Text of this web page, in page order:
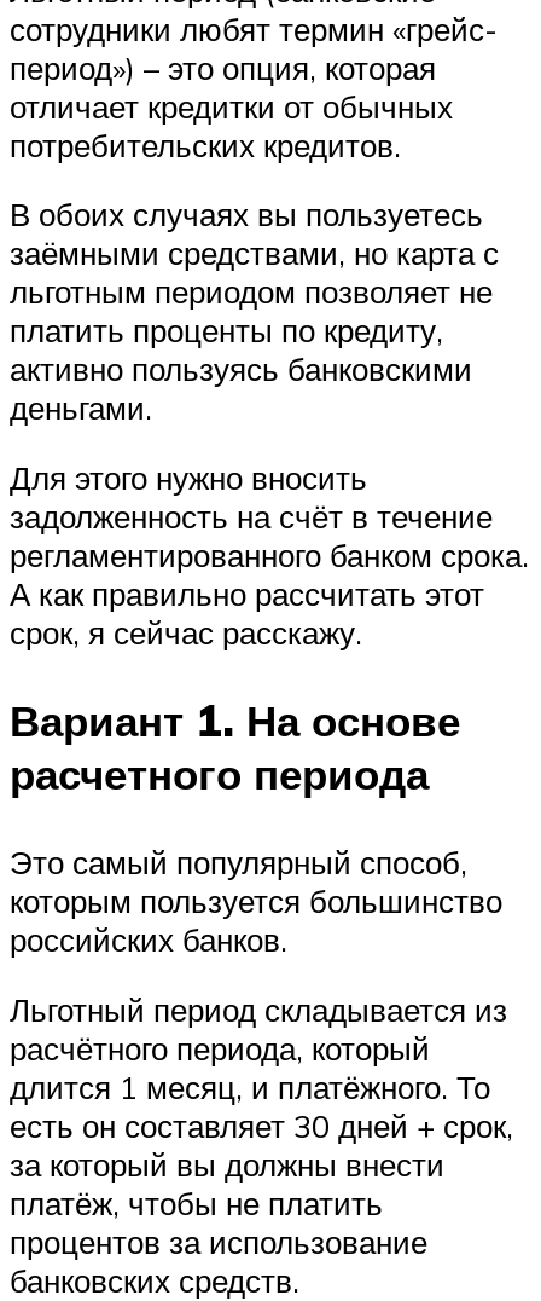
сотрудники любят термин «грейс-
период») – это опция, которая
отличает кредитки от обычных
потребительских кредитов.
В обоих случаях вы пользуетесь
заёмными средствами, но карта с
льготным периодом позволяет не
платить проценты по кредиту,
активно пользуясь банковскими
деньгами.
Для этого нужно вносить
задолженность на счёт в течение
регламентированного банком срока.
А как правильно рассчитать этот
срок, я сейчас расскажу.
Вариант 1. На основе
расчетного периода
Это самый популярный способ,
которым пользуется большинство
российских банков.
Льготный период складывается из
расчётного периода, который
длится 1 месяц, и платёжного. То
есть он составляет 30 дней + срок,
за который вы должны внести
платёж, чтобы не платить
процентов за использование
банковских средств.